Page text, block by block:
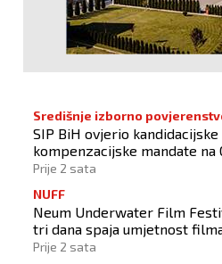
Središnje izborno
SIP BiH ovjerio
kompenzacijske mandate na
izborima 2026
Prije 2 sata
NUFF
Neum Underwater Film
tri dana spaja umjetnost
Prije 2 sata